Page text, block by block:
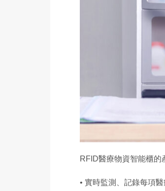
RFID醫療物資智能櫃的
• 實時監測、記錄每項